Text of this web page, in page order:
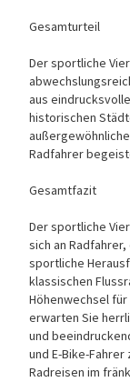
Gesamturteil
Der sportliche
aus
historischen
Radfahrer
Gesamtfazit
Der sportliche
sich an
sportliche
klassischen
Höhenwechsel
erwarten Sie
und
und E-Bike-
Radreisen im